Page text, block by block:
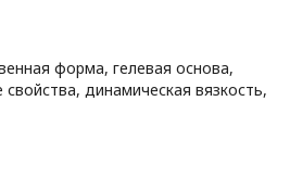
форма, гелевая основа,
динамическая вязкость,